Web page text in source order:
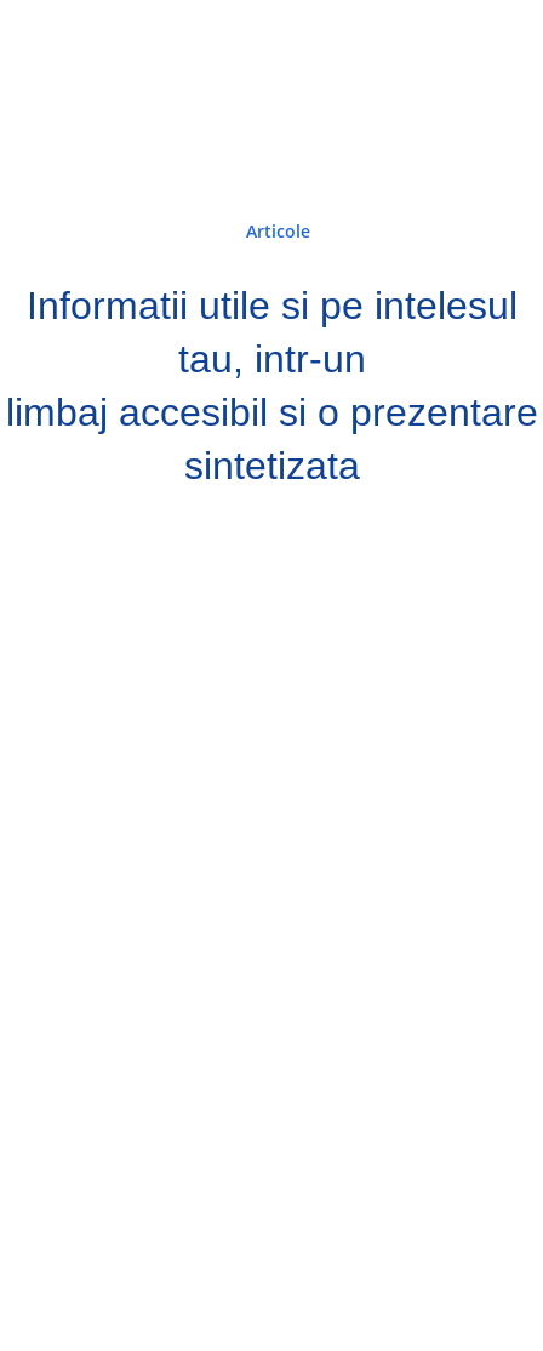
Articole
Informatii utile si pe intelesul
tau, intr-un
limbaj accesibil si o prezentare
sintetizata